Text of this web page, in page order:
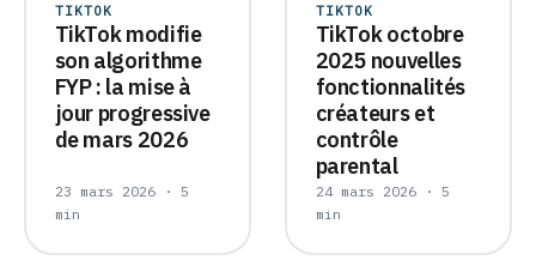
TIKTOK
TikTok modifie
son algorithme
FYP : la mise à
jour progressive
de mars 2026
23 mars 2026 · 5
min
TIKTOK
TikTok octobre
2025 nouvelles
fonctionnalités
créateurs et
contrôle
parental
24 mars 2026 · 5
min